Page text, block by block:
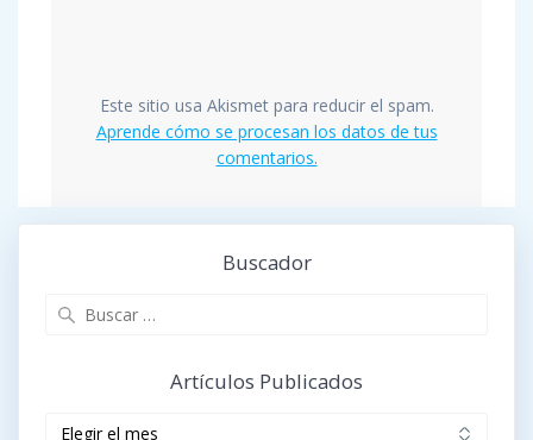
Este sitio usa Akismet para reducir el spam.
Aprende cómo se procesan los datos de tus
comentarios.
Buscador
Artículos Publicados